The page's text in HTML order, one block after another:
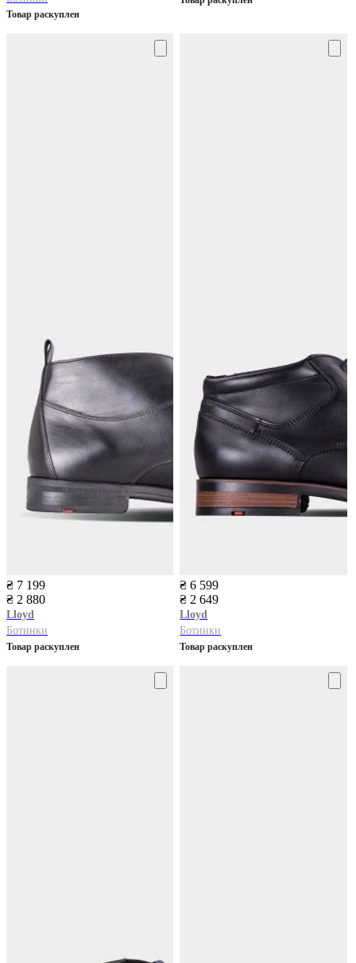
Товар раскуплен
₴ 7 199
₴ 2 880
Lloyd
Ботинки
Товар раскуплен
₴ 6 599
₴ 2 649
Lloyd
Ботинки
Товар раскуплен